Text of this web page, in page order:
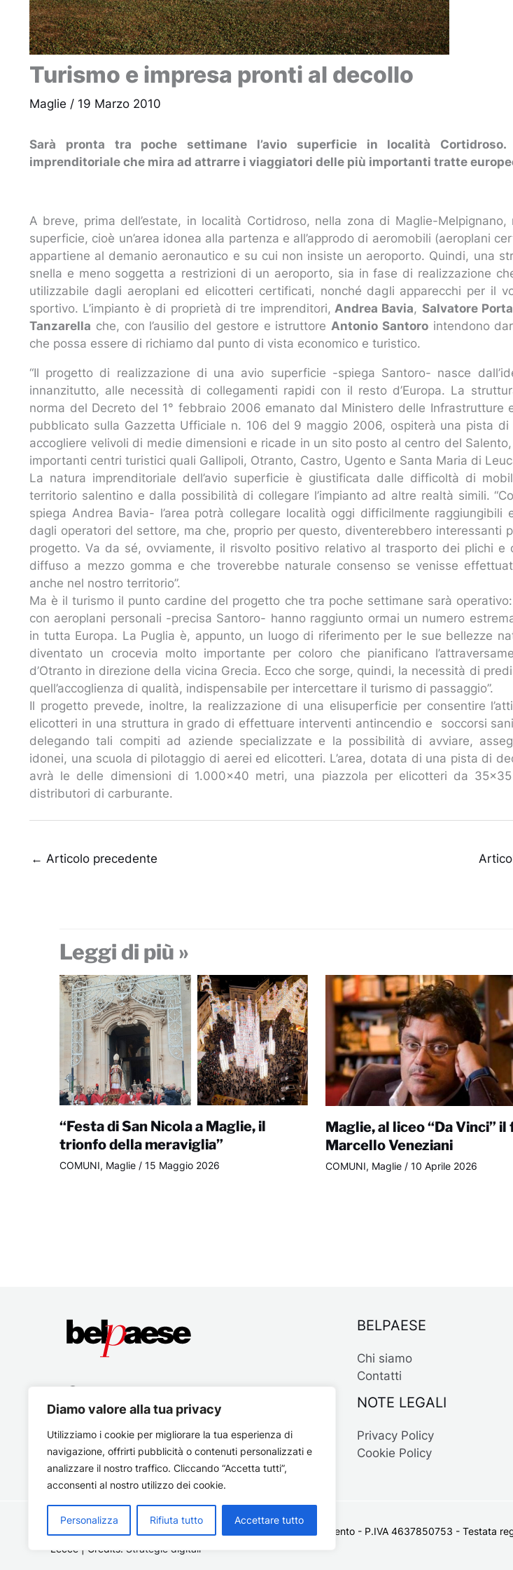
Diamo valore alla tua privacy
Utilizziamo i cookie per migliorare la tua esperienza di
navigazione, offrirti pubblicità o contenuti personalizzati e
analizzare il nostro traffico. Cliccando “Accetta tutti”,
acconsenti al nostro utilizzo dei cookie.
Personalizza Rifiuta tutto Accettare tutto
Turismo e impresa pronti al decollo
Maglie / 19 Marzo 2010
Sarà pronta tra poche settimane l’avio superficie in località Cortidroso.
imprenditoriale che mira ad attrarre i viaggiatori delle più importanti tratte
A breve, prima dell’estate, in località Cortidroso, nella zona di Maglie-Melpignano,
superficie, cioè un’area idonea alla partenza e all’approdo di aeromobili (aeroplani
appartiene al demanio aeronautico e su cui non insiste un aeroporto. Quindi, una
snella e meno soggetta a restrizioni di un aeroporto, sia in fase di realizzazione
utilizzabile dagli aeroplani ed elicotteri certificati, nonché dagli apparecchi per il
sportivo. L’impianto è di proprietà di tre imprenditori, Andrea Bavia, Salvatore
Tanzarella che, con l’ausilio del gestore e istruttore Antonio Santorointendono
che possa essere di richiamo dal punto di vista economico e turistico.
“Il progetto di realizzazione di una avio superficie -spiega Santoro- nasce
innanzitutto, alle necessità di collegamenti rapidi con il resto d’Europa. La
norma del Decreto del 1° febbraio 2006 emanato dal Ministero delle Infrastrutture
pubblicato sulla Gazzetta Ufficiale n. 106 del 9 maggio 2006, ospiterà una pista
accogliere velivoli di medie dimensioni e ricade in un sito posto al centro del
importanti centri turistici quali Gallipoli, Otranto, Castro, Ugento e Santa Maria di
La natura imprenditoriale dell’avio superficie è giustificata dalle difficoltà di
territorio salentino e dalla possibilità di collegare l’impianto ad altre realtà simili.
spiega Andrea Bavia- l’area potrà collegare località oggi difficilmente raggiungibili
dagli operatori del settore, ma che, proprio per questo, diventerebbero interessanti
progetto. Va da sé, ovviamente, il risvolto positivo relativo al trasporto dei plichi e
diffuso a mezzo gomma e che troverebbe naturale consenso se venisse
anche nel nostro territorio”.
Ma è il turismo il punto cardine del progetto che tra poche settimane sarà operativo:
con aeroplani personali -precisa Santoro- hanno raggiunto ormai un numero
in tutta Europa. La Puglia è, appunto, un luogo di riferimento per le sue bellezze
diventato un crocevia molto importante per coloro che pianificano
d’Otranto in direzione della vicina Grecia. Ecco che sorge, quindi, la necessità di
quell’accoglienza di qualità, indispensabile per intercettare il turismo di passaggio”.
Il progetto prevede, inoltre, la realizzazione di una elisuperficie per consentire
elicotteri in una struttura in grado di effettuare interventi antincendio e soccorsi
delegando tali compiti ad aziende specializzate e la possibilità di avviare,
idonei, una scuola di pilotaggio di aerei ed elicotteri. L’area, dotata di una pista di
avrà le delle dimensioni di 1.000×40 metri, una piazzola per elicotteri da
distributori di carburante.
← Articolo precedente
Leggi di più »
“Festa di San Nicola a Maglie, il
trionfo della meraviglia”
COMUNI, Maglie/ 15 Maggio 2026
Maglie, al liceo “Da Vinci”
Marcello Veneziani
COMUNI, Maglie / 10 Aprile 2026
BELPAESE
Chi siamo
Contatti
NOTE LEGALI
Privacy Policy
Cookie Policy
Copyright © 2026 Belpaese | Periodico d'informazione del Salento - P.IVA 4637850753 - Testata
Lecce | Credits: Strategie digitali